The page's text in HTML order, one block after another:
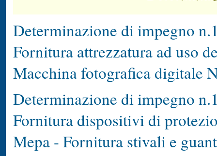
Determinazione di impegno
Fornitura attrezzatura ad uso
Macchina fotografica digitale
Determinazione di impegno
Fornitura dispositivi di
Mepa - Fornitura stivali e